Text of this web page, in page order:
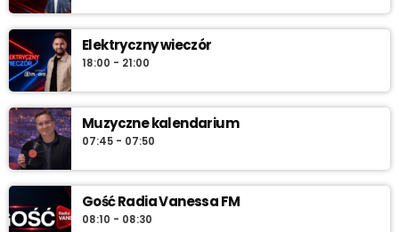
Elektryczny wieczór
18:00 - 21:00
Muzyczne kalendarium
07:45 - 07:50
Gość Radia Vanessa FM
08:10 - 08:30